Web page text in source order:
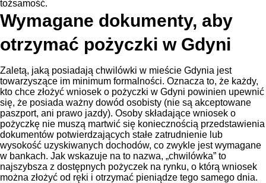
tożsamość.
Wymagane dokumenty, aby
otrzymać pożyczki w Gdyni
Zaletą, jaką posiadają chwilówki w mieście Gdynia jest
towarzyszące im minimum formalności. Oznacza to, że każdy,
kto chce złożyć wniosek o pożyczki w Gdyni powinien upewnić
się, że posiada ważny dowód osobisty (nie są akceptowane
paszport, ani prawo jazdy). Osoby składające wniosek o
pożyczkę nie muszą martwić się koniecznością przedstawienia
dokumentów potwierdzających stałe zatrudnienie lub
wysokość uzyskiwanych dochodów, co zwykle jest wymagane
w bankach. Jak wskazuje na to nazwa, „chwilówka” to
najszybsza z dostępnych pożyczek na rynku, o którą wniosek
można złożyć od ręki i otrzymać pieniądze tego samego dnia.